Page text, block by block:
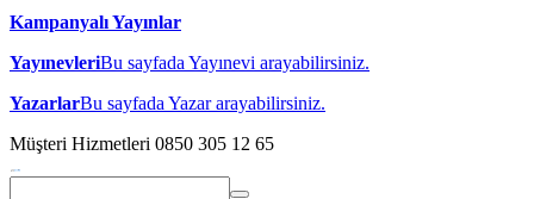
Kampanyalı Yayınlar
YayınevleriBu sayfada Yayınevi arayabilirsiniz.
YazarlarBu sayfada Yazar arayabilirsiniz.
Müşteri Hizmetleri 0850 305 12 65